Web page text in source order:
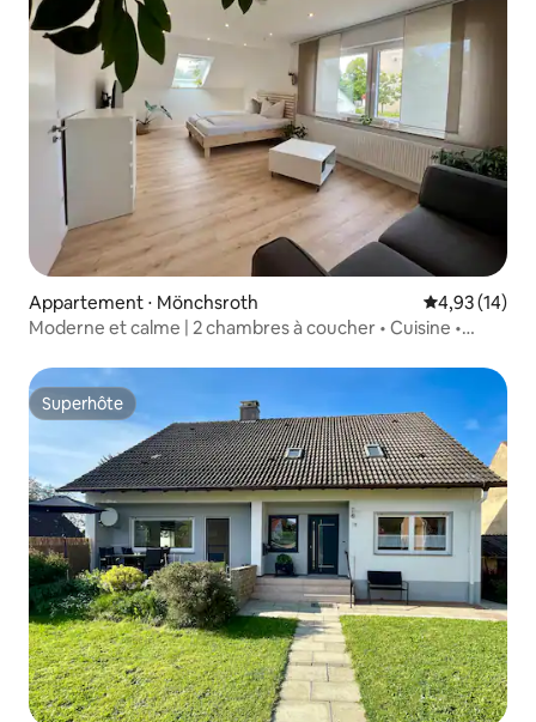
Appartement ⋅ Mönchsroth Évaluation
4,93 (14)
Moderne et calme | 2 chambres à coucher • Cuisine •
Superhôte
Superhôte